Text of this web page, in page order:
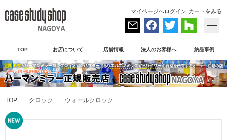
マイページへログイン カートをみる
TOP お店について 店舗情報 法人のお客様へ 納品事例
TOP クロック ウォールクロック